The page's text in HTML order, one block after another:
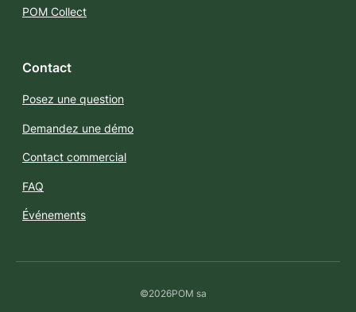
POM Collect
Contact
Posez une question
Demandez une démo
Contact commercial
FAQ
Événements
©2026POM sa